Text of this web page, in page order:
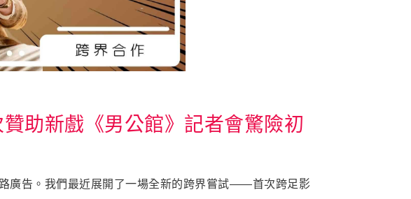
助新戲《男公館》記者會驚險初
廣告。我們最近展開了一場全新的跨界嘗試——首次跨足影